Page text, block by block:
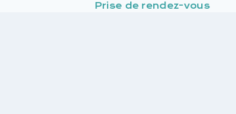
Prise de rendez-vous